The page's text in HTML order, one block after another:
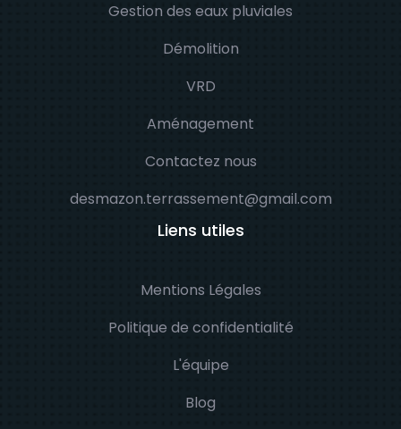
Gestion des eaux pluviales
Démolition
VRD
Aménagement
Contactez nous
desmazon.terrassement@gmail.com
Liens utiles
Mentions Légales
Politique de confidentialité
L'équipe
Blog